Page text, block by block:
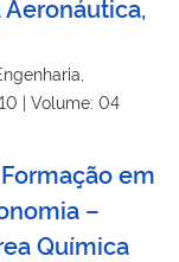
| Volume: 04
em
–
Química